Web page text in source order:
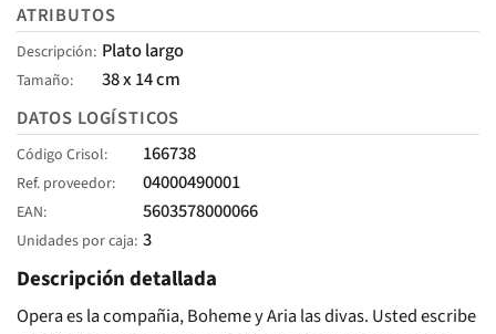
ATRIBUTOS
Descripción Plato largo
Tamaño
38 x 14 cm
DATOS LOGÍSTICOS
Código Crisol 166738
Ref. proveedor 04000490001
EAN 5603578000066
Unidades por caja 3
Descripción detallada
Opera es la compañia, Boheme y Aria las divas. Usted escribe